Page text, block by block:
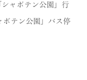
ャボテン公園」行
ボテン公園」バス停